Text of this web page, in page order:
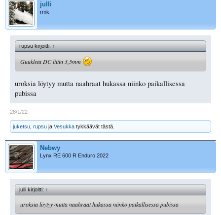
julli
rmk
rupsu kirjoitti:↑
Guukleta DC liitin 3,5mm
uroksia löytyy mutta naahraat hukassa niinko paikallisessa
pubissa
28/1/22
juketsu rupsu ja Vesukka tykkäävät tästä.
Nebwy
Lynx RE 600 R Enduro 2022
julli kirjoitti:↑
uroksia löytyy mutta naahraat hukassa niinko paikallisessa pubissa